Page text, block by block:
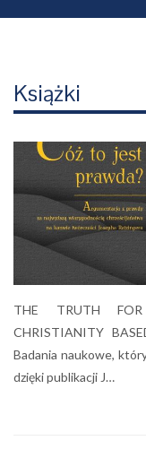
Książki
THE TRUTH
CHRISTIANITY
Badania naukowe,
dzięki publikacji J…